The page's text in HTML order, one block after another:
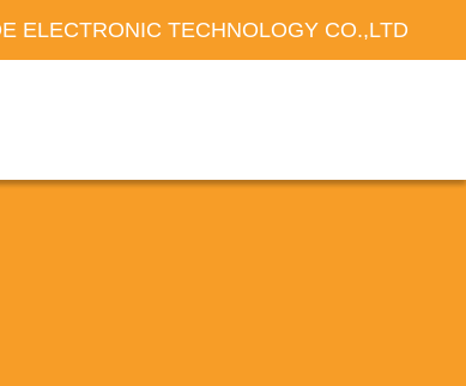
ELECTRONIC TECHNOLOGY CO.,LTD